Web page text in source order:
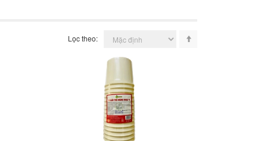
Lọc theo: